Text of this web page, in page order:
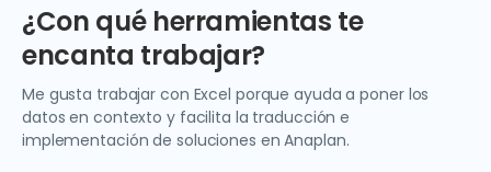
¿Con qué herramientas te
encanta trabajar?
Me gusta trabajar con Excel porque ayuda a poner los
datos en contexto y facilita la traducción e
implementación de soluciones en Anaplan.